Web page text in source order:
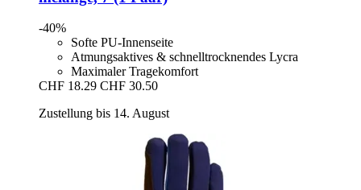
-40%
Softe PU-Innenseite
Atmungsaktives & schnelltrocknendes Lycra
Maximaler Tragekomfort
CHF 18.29 CHF 30.50
Zustellung bis 14. August